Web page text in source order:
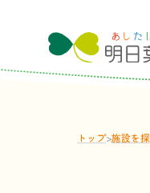
トップ>施設を探